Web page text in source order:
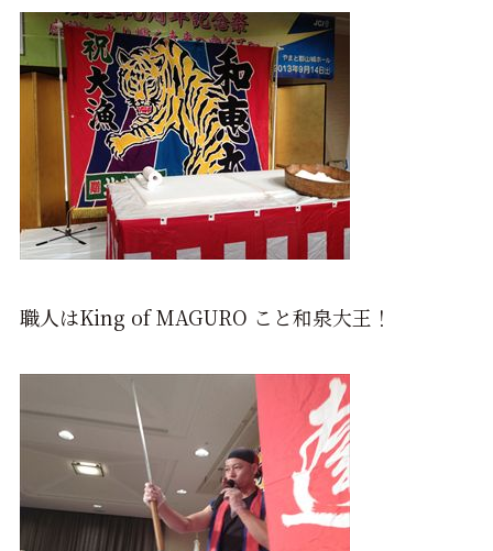
職人はKing of MAGURO こと和泉大王！